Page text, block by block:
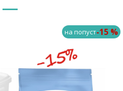
на попуст-15 %